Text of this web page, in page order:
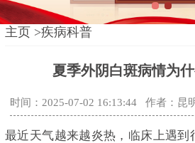
主页 >疾病科普
夏季外阴白斑病情为
时间：2025-07-02 16:13:44 作者：昆
最近天气越来越炎热，临床上遇到